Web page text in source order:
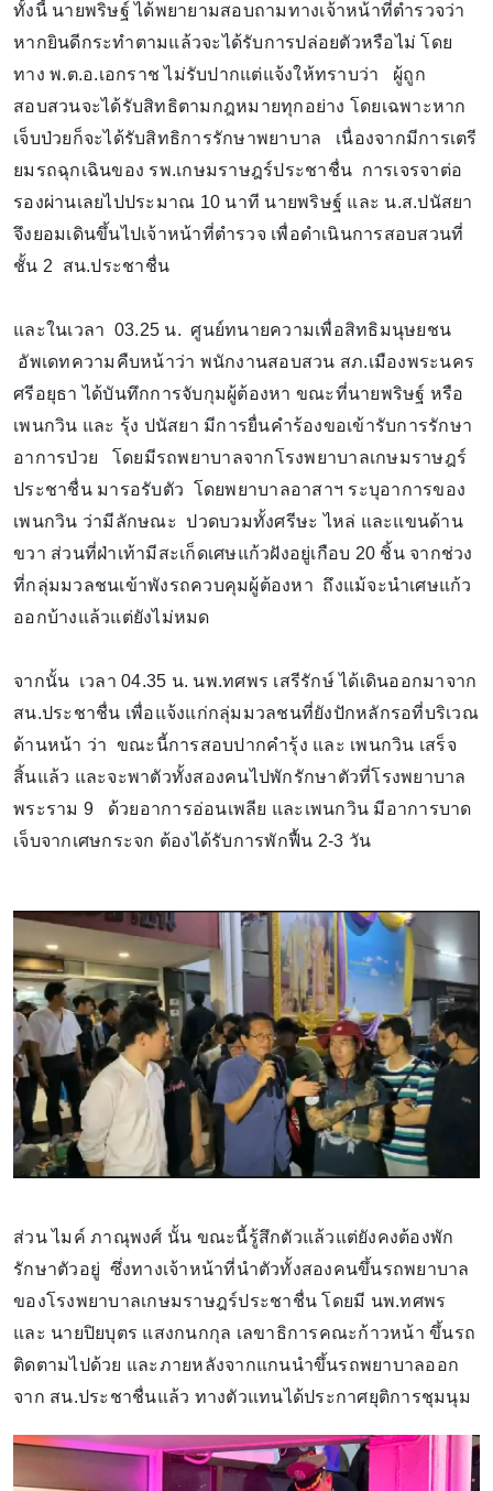
ทั้งนี้ นายพริษฐ์ ได้พยายามสอบถามทางเจ้าหน้าที่ตำรวจว่า
หากยินดีกระทำตามแล้วจะได้รับการปล่อยตัวหรือไม่ โดย
ทาง พ.ต.อ.เอกราช ไม่รับปากแต่แจ้งให้ทราบว่า ผู้ถูก
สอบสวนจะได้รับสิทธิตามกฎหมายทุกอย่าง โดยเฉพาะหาก
เจ็บป่วยก็จะได้รับสิทธิการรักษาพยาบาล เนื่องจากมีการเตรี
ยมรถฉุกเฉินของ รพ.เกษมราษฎร์ประชาชื่น การเจรจาต่อ
รองผ่านเลยไปประมาณ 10 นาที นายพริษฐ์ และ น.ส.ปนัสยา
จึงยอมเดินขึ้นไปเจ้าหน้าที่ตำรวจ เพื่อดำเนินการสอบสวนที่
ชั้น 2 สน.ประชาชื่น
และในเวลา 03.25 น. ศูนย์ทนายความเพื่อสิทธิมนุษยชน
อัพเดทความคืบหน้าว่า พนักงานสอบสวน สภ.เมืองพระนคร
ศรีอยุธา ได้บันทึกการจับกุมผู้ต้องหา ขณะที่นายพริษฐ์ หรือ
เพนกวิน และ รุ้ง ปนัสยา มีการยื่นคำร้องขอเข้ารับการรักษา
อาการป่วย โดยมีรถพยาบาลจากโรงพยาบาลเกษมราษฎร์
ประชาชื่น มารอรับตัว โดยพยาบาลอาสาฯ ระบุอาการของ
เพนกวิน ว่ามีลักษณะ ปวดบวมทั้งศรีษะ ไหล่ และแขนด้าน
ขวา ส่วนที่ฝ่าเท้ามีสะเก็ดเศษแก้วฝังอยู่เกือบ 20 ชิ้น จากช่วง
ที่กลุ่มมวลชนเข้าพังรถควบคุมผู้ต้องหา ถึงแม้จะนำเศษแก้ว
ออกบ้างแล้วแต่ยังไม่หมด
จากนั้น เวลา 04.35 น. นพ.ทศพร เสรีรักษ์ ได้เดินออกมาจาก
สน.ประชาชื่น เพื่อแจ้งแก่กลุ่มมวลชนที่ยังปักหลักรอที่บริเวณ
ด้านหน้า ว่า ขณะนี้การสอบปากคำรุ้ง และ เพนกวิน เสร็จ
สิ้นแล้ว และจะพาตัวทั้งสองคนไปพักรักษาตัวที่โรงพยาบาล
พระราม 9 ด้วยอาการอ่อนเพลีย และเพนกวิน มีอาการบาด
เจ็บจากเศษกระจก ต้องได้รับการพักฟื้น 2-3 วัน
ส่วน ไมค์ ภาณุพงศ์ นั้น ขณะนี้รู้สึกตัวแล้วแต่ยังคงต้องพัก
รักษาตัวอยู่ ซึ่งทางเจ้าหน้าที่นำตัวทั้งสองคนขึ้นรถพยาบาล
ของโรงพยาบาลเกษมราษฎร์ประชาชื่น โดยมี นพ.ทศพร
และ นายปิยบุตร แสงกนกกุล เลขาธิการคณะก้าวหน้า ขึ้นรถ
ติดตามไปด้วย และภายหลังจากแกนนำขึ้นรถพยาบาลออก
จาก สน.ประชาชื่นแล้ว ทางตัวแทนได้ประกาศยุติการชุมนุม